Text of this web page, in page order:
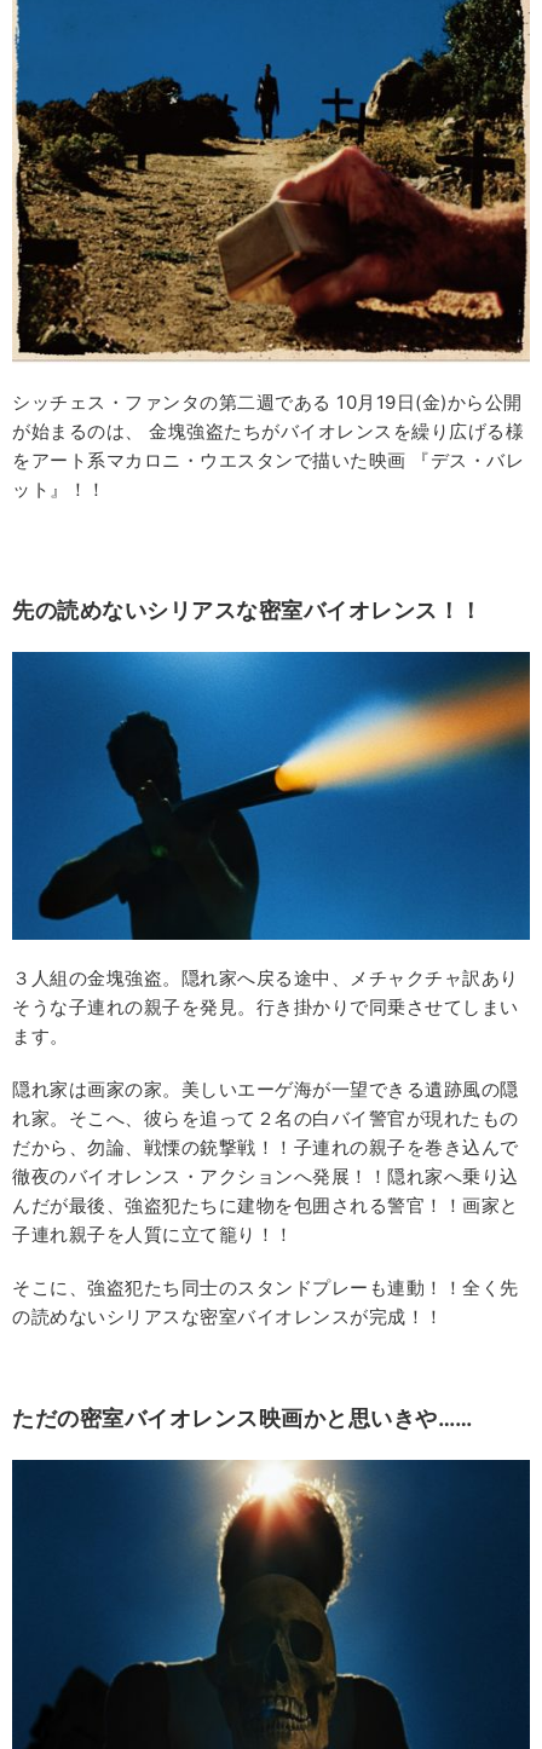
シッチェス・ファンタの第二週である 10月19日(金)から公開
が始まるのは、 金塊強盗たちがバイオレンスを繰り広げる様
をアート系マカロニ・ウエスタンで描いた映画 『デス・バレ
ット』！！
先の読めないシリアスな密室バイオレンス！！
３人組の金塊強盗。隠れ家へ戻る途中、メチャクチャ訳あり
そうな子連れの親子を発見。行き掛かりで同乗させてしまい
ます。
隠れ家は画家の家。美しいエーゲ海が一望できる遺跡風の隠
れ家。そこへ、彼らを追って２名の白バイ警官が現れたもの
だから、勿論、戦慄の銃撃戦！！子連れの親子を巻き込んで
徹夜のバイオレンス・アクションへ発展！！隠れ家へ乗り込
んだが最後、強盗犯たちに建物を包囲される警官！！画家と
子連れ親子を人質に立て籠り！！
そこに、強盗犯たち同士のスタンドプレーも連動！！全く先
の読めないシリアスな密室バイオレンスが完成！！
ただの密室バイオレンス映画かと思いきや……